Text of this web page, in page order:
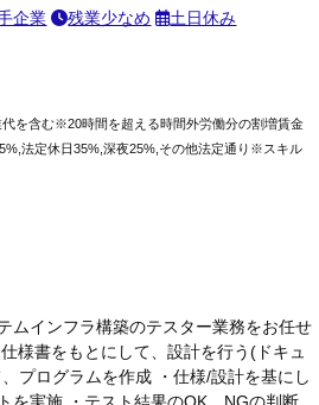
企業 残業少なめ 土日休み
を含む※20時間を超える時間外労働分の割増賃金
法定休日35%,深夜25%,その他法定通り※スキル
ムインフラ構築のテスター業務をお任せ
様書をもとにして、設計を行う(ドキュ
プログラムを作成 ・仕様/設計を基にし